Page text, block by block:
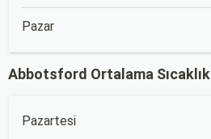
Pazar
Abbotsford Ortalama Sıcaklık
Pazartesi